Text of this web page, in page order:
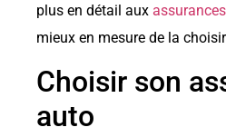
plus en détail aux
mieux en mesure de la
Choisir son
auto